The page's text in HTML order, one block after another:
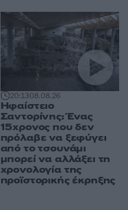
20:1308.08.26
Ηφαίστειο
Σαντορίνης: Ένας
15χρονος που δεν
πρόλαβε να ξεφύγει
από το τσουνάμι
μπορεί να αλλάξει τη
χρονολογία της
προϊστορικής έκρηξης